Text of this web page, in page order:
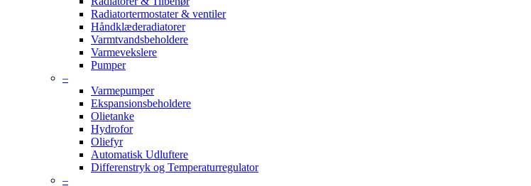
Radiatortermostater & ventiler
Håndklæderadiatorer
Varmtvandsbeholdere
Varmevekslere
Pumper
–
Varmepumper
Ekspansionsbeholdere
Olietanke
Hydrofor
Oliefyr
Automatisk Udluftere
Differenstryk og Temperaturregulator
–